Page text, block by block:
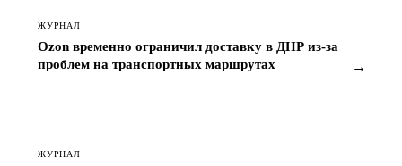
ЖУРНАЛ
Ozon временно ограничил доставку в ДНР из-за
проблем на транспортных маршрутах
→
ЖУРНАЛ